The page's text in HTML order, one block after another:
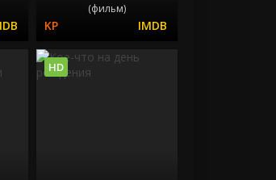
(фильм)
HD